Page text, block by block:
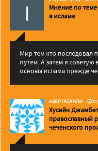
Мнение по теме
в исламе
Мир тем кто последовал
путем. А затем я советую
основы ислама прежде
АЗЕР ГАСАНЛИ
Хусейн
православный
чеченского